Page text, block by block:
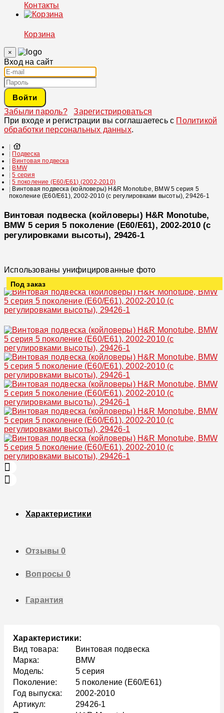
Контакты
Корзина
×
Вход на сайт
Войти
Забыли пароль?
Зарегистрироваться
При входе и регистрации вы соглашаетесь с Политикой
обработки персональных данных.
Подвеска
Винтовая подвеска
BMW
5 серия
5 поколение (E60/E61) (2002-2010)
Винтовая подвеска (койловеры) H&R Monotube, BMW 5 серия 5
поколение (E60/E61), 2002-2010 (с регулировками высоты), 29426-1
Винтовая подвеска (койловеры) H&R Monotube,
BMW 5 серия 5 поколение (E60/E61), 2002-2010 (с
регулировками высоты), 29426-1
Использованы унифицированные фото
Под заказ
Характеристики
Отзывы0
Вопросы 0
Гарантия
Характеристики:
Вид товара:
Винтовая подвеска
Марка:
BMW
Модель:
5 серия
Поколение:
5 поколение (E60/E61)
Год выпуска:
2002-2010
Артикул:
29426-1